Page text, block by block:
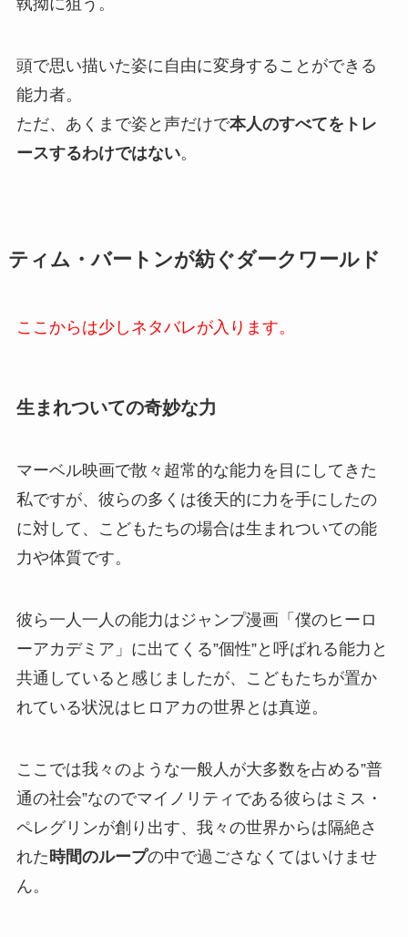
頭で思い描いた姿に自由に変身することができる
能力者。
ただ、あくまで姿と声だけで本人のすべてをトレ
ースするわけではない。
ティム・バートンが紡ぐダークワールド
ここからは少しネタバレが入ります。
生まれついての奇妙な力
マーベル映画で散々超常的な能力を目にしてきた
私ですが、彼らの多くは後天的に力を手にしたの
に対して、こどもたちの場合は生まれついての能
力や体質です。
彼ら一人一人の能力はジャンプ漫画「僕のヒーロ
ーアカデミア」に出てくる”個性”と呼ばれる能力と
共通していると感じましたが、こどもたちが置か
れている状況はヒロアカの世界とは真逆。
ここでは我々のような一般人が大多数を占める”普
通の社会”なのでマイノリティである彼らはミス・
ペレグリンが創り出す、我々の世界からは隔絶さ
れた時間のループの中で過ごさなくてはいけませ
ん。